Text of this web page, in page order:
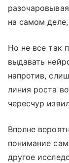
на самом
Но не все так
выдавать
напротив,
линия роста
чересчур
Вполне
понимание
другое